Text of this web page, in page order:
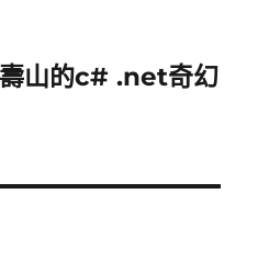
山的c# .net奇幻